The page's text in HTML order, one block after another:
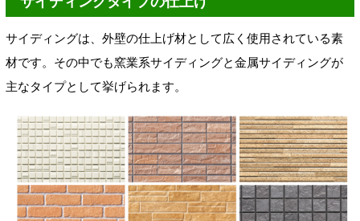
サイディングは、外壁の仕上げ材として広く使用されている素
材です。その中でも窯業系サイディングと金属サイディングが
主なタイプとして挙げられます。